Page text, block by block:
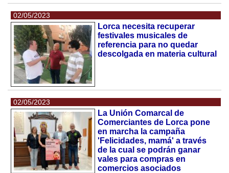
02/05/2023
Lorca necesita recuperar
festivales musicales de
referencia para no quedar
descolgada en materia cultural
02/05/2023
La Unión Comarcal de
Comerciantes de Lorca pone
en marcha la campaña
'Felicidades, mamá' a través
de la cual se podrán ganar
vales para compras en
comercios asociados